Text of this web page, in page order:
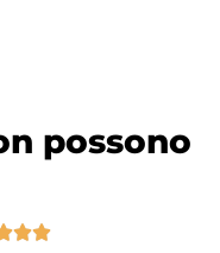
possono
